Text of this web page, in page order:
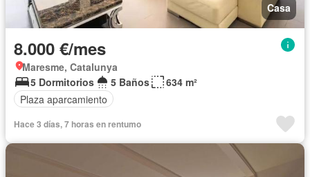
Casa
8.000 €/mes
Maresme, Catalunya
5 Dormitorios
5 Baños
634 m²
Plaza aparcamiento
Hace 3 días, 7 horas en rentumo